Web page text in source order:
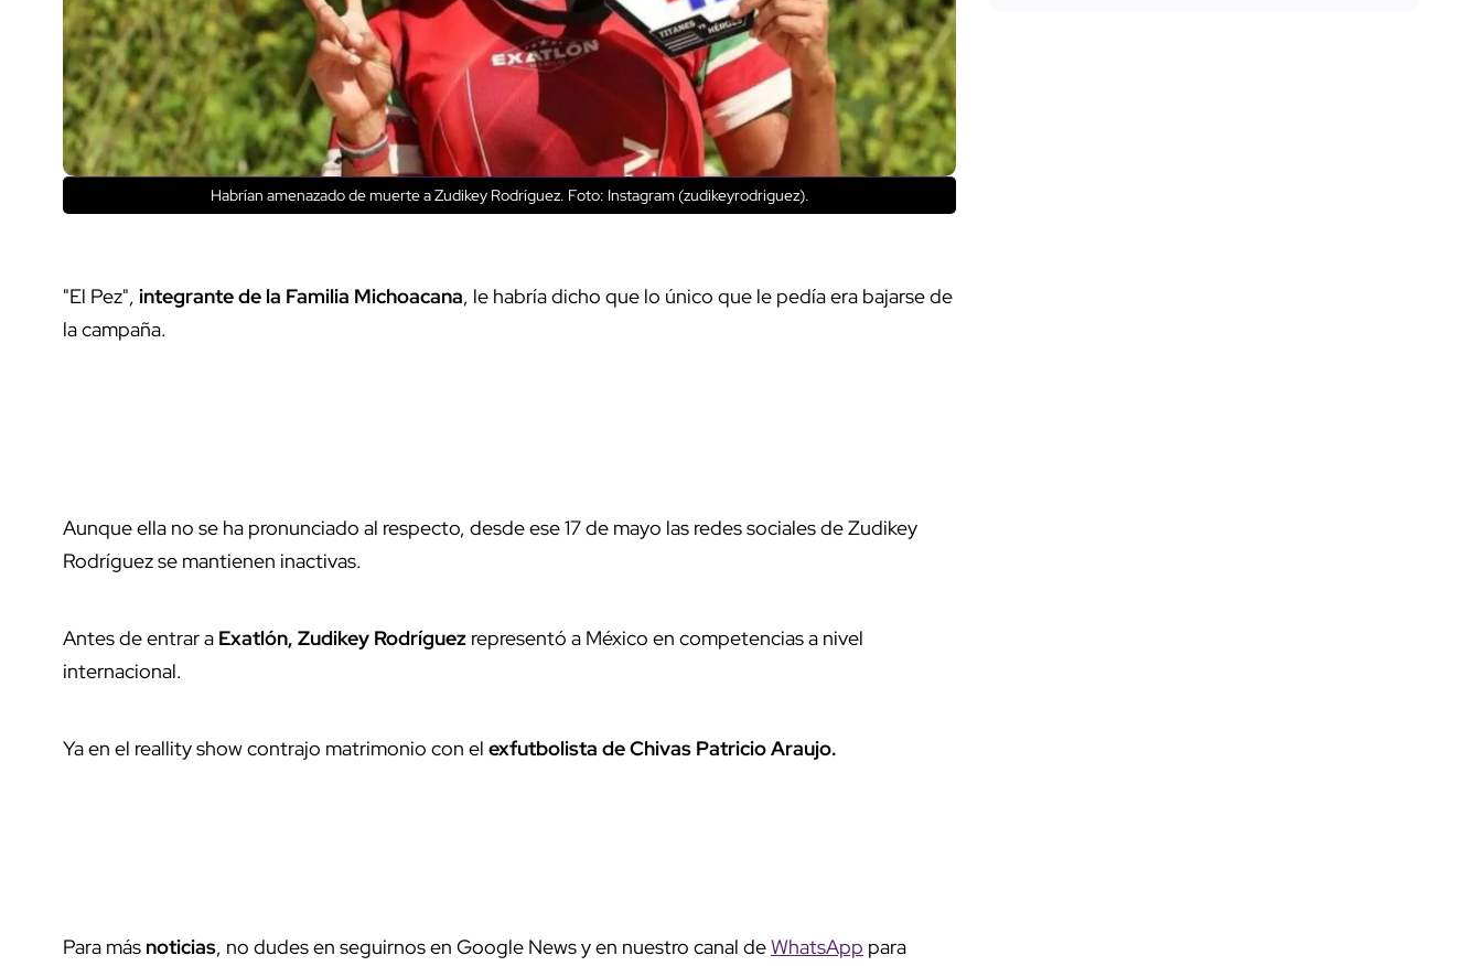
Habrían amenazado de muerte a Zudikey Rodríguez. Foto: Instagram (zudikeyrodriguez).
"El Pez", integrante de la Familia Michoacana, le habría dicho que lo único que le pedía era bajarse de
la campaña.
Aunque ella no se ha pronunciado al respecto, desde ese 17 de mayo las redes sociales de Zudikey
Rodríguez se mantienen inactivas.
Antes de entrar a Exatlón, Zudikey Rodríguez representó a México en competencias a nivel
internacional.
Ya en el reallity show contrajo matrimonio con el exfutbolista de Chivas Patricio Araujo.
Para más noticias, no dudes en seguirnos en Google News y en nuestro canal deWhatsApp para